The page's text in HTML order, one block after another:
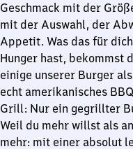
Geschmack mit der
mit der Auswahl, der
Appetit. Was das für
Hunger hast, bekommst
einige unserer Burger
echt amerikanisches
Grill: Nur ein gegrillter
Weil du mehr willst als
mehr: mit einer absolut